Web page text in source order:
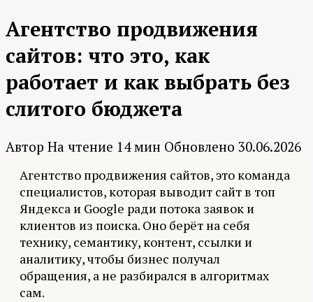
Агентство продвижения
сайтов: что это, как
работает и как выбрать без
слитого бюджета
Автор На чтение 14 мин Обновлено 30.06.2026
Агентство продвижения сайтов, это команда
специалистов, которая выводит сайт в топ
Яндекса и Google ради потока заявок и
клиентов из поиска. Оно берёт на себя
технику, семантику, контент, ссылки и
аналитику, чтобы бизнес получал
обращения, а не разбирался в алгоритмах
сам.